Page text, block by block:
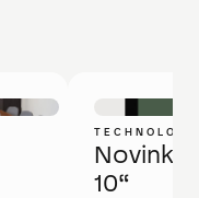
Novinka:
10“